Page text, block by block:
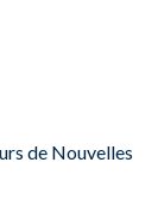
de Nouvelles